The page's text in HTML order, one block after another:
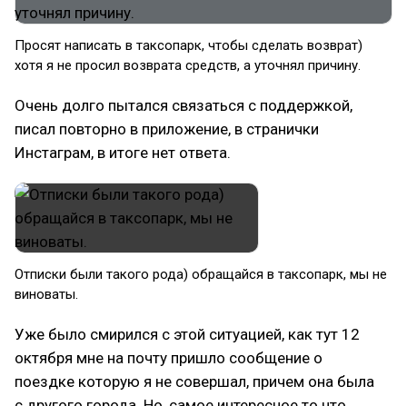
Просят написать в таксопарк, чтобы сделать возврат)
хотя я не просил возврата средств, а уточнял причину.
Очень долго пытался связаться с поддержкой,
писал повторно в приложение, в странички
Инстаграм, в итоге нет ответа.
Отписки были такого рода) обращайся в таксопарк, мы не
виноваты.
Уже было смирился с этой ситуацией, как тут 12
октября мне на почту пришло сообщение о
поездке которую я не совершал, причем она была